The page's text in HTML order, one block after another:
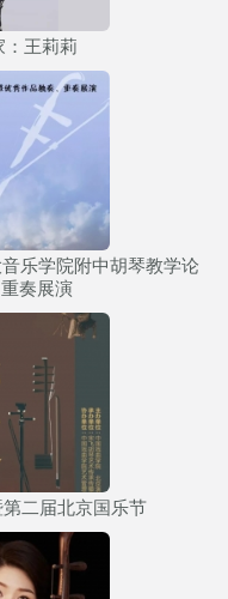
：王莉莉
乐学院附中胡琴教学论
奏展演
二届北京国乐节